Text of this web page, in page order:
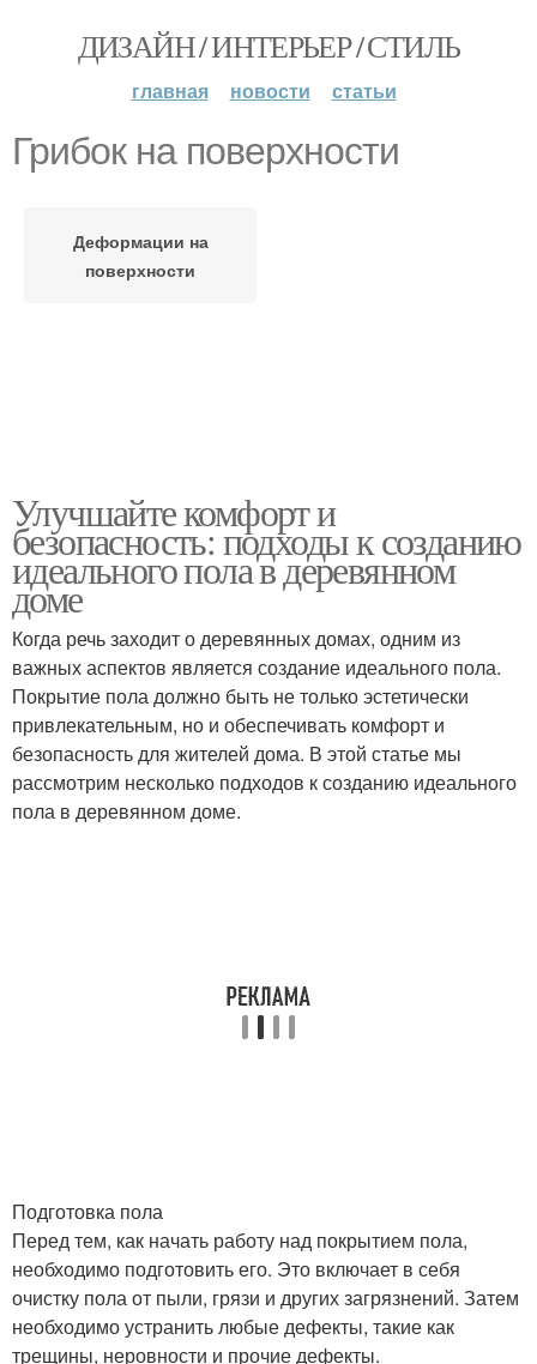
ДИЗАЙН / ИНТЕРЬЕР / СТИЛЬ
главная новости статьи
Грибок на поверхности
Деформации на
поверхности
Улучшайте комфорт и
безопасность: подходы к созданию
идеального пола в деревянном
доме
Когда речь заходит о деревянных домах, одним из
важных аспектов является создание идеального пола.
Покрытие пола должно быть не только эстетически
привлекательным, но и обеспечивать комфорт и
безопасность для жителей дома. В этой статье мы
рассмотрим несколько подходов к созданию идеального
пола в деревянном доме.
Подготовка пола
Перед тем, как начать работу над покрытием пола,
необходимо подготовить его. Это включает в себя
очистку пола от пыли, грязи и других загрязнений. Затем
необходимо устранить любые дефекты, такие как
трещины, неровности и прочие дефекты.